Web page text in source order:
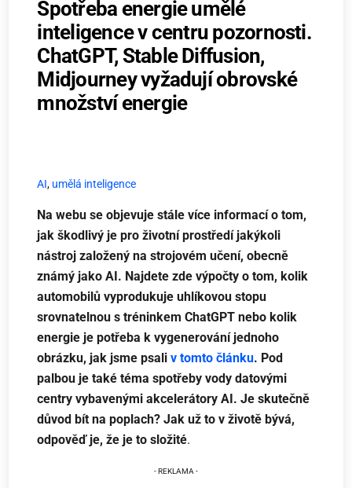
Spotřeba energie umělé
inteligence v centru pozornosti.
ChatGPT, Stable Diffusion,
Midjourney vyžadují obrovské
množství energie
AI, umělá inteligence
Na webu se objevuje stále více informací o tom,
jak škodlivý je pro životní prostředí jakýkoli
nástroj založený na strojovém učení, obecně
známý jako AI. Najdete zde výpočty o tom, kolik
automobilů vyprodukuje uhlíkovou stopu
srovnatelnou s tréninkem ChatGPT nebo kolik
energie je potřeba k vygenerování jednoho
obrázku, jak jsme psaliv tomto článku. Pod
palbou je také téma spotřeby vody datovými
centry vybavenými akcelerátory AI. Je skutečně
důvod bít na poplach? Jak už to v životě bývá,
odpověď je, že je to složité.